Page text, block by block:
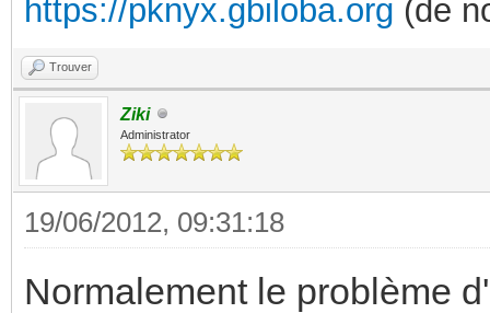
https://pknyx.gbiloba.org (de
Trouver
Ziki
Administrator
19/06/2012, 09:31:18
Normalement le problème